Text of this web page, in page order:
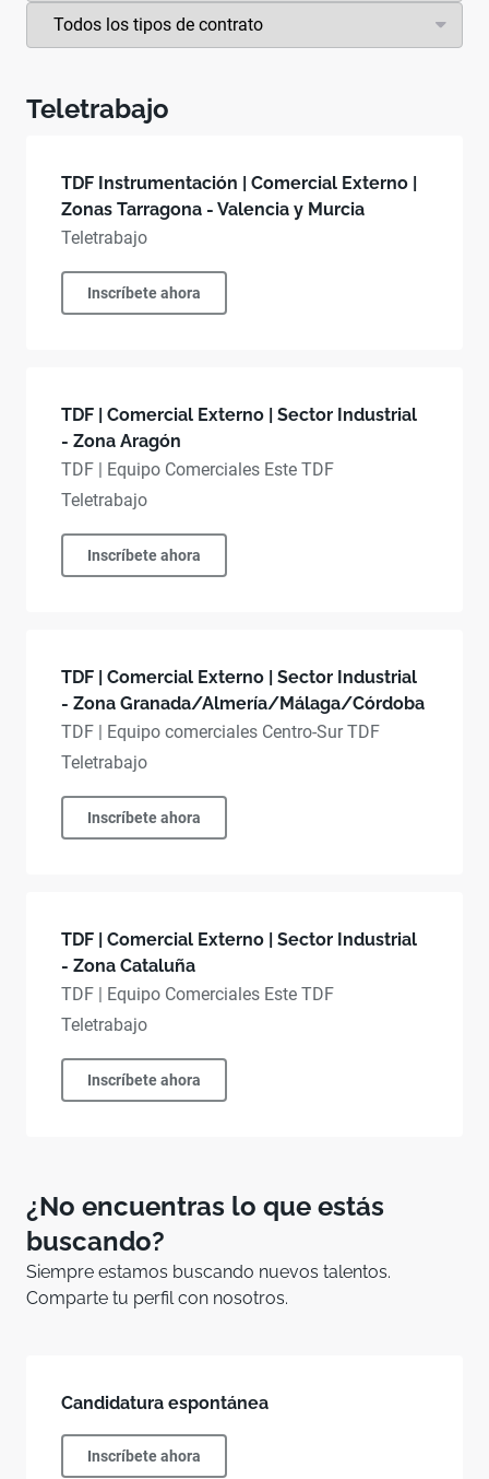
Teletrabajo
TDF Instrumentación | Comercial Externo |
Zonas Tarragona - Valencia y Murcia
Teletrabajo
Inscríbete ahora
TDF | Comercial Externo | Sector Industrial
- Zona Aragón
TDF | Equipo Comerciales Este TDF
Teletrabajo
Inscríbete ahora
TDF | Comercial Externo | Sector Industrial
- Zona Granada/Almería/Málaga/Córdoba
TDF | Equipo comerciales Centro-Sur TDF
Teletrabajo
Inscríbete ahora
TDF | Comercial Externo | Sector Industrial
- Zona Cataluña
TDF | Equipo Comerciales Este TDF
Teletrabajo
Inscríbete ahora
¿No encuentras lo que estás
buscando?
Siempre estamos buscando nuevos talentos.
Comparte tu perfil con nosotros.
Candidatura espontánea
Inscríbete ahora